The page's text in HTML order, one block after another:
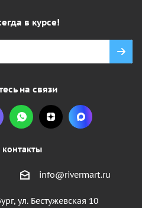
в курсе!
на связи
info@rivermart.ru
ул. Бестужевская 10